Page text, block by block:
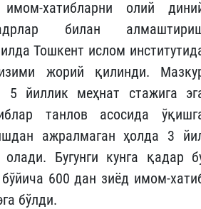
хатибларни олий
билан
Тошкент ислом
жорий қилинди.
5 йиллик меҳнат стажига
танлов асосида
ажралмаган ҳолда 3
Бугунги кунга қадар
600 дан зиёд имом-
бўлди.